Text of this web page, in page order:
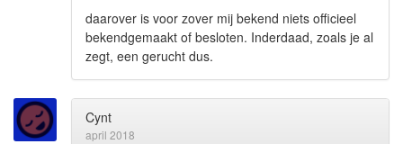
daarover is voor zover mij bekend niets officieel
bekendgemaakt of besloten. Inderdaad, zoals je al
zegt, een gerucht dus.
Cynt
april 2018